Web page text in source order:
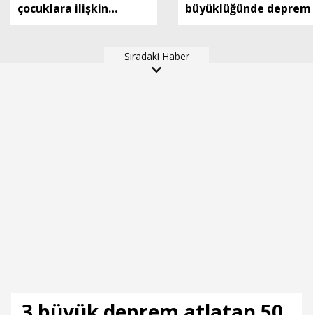
çocuklara ilişkin
kanun teklifi, TBMM
büyüklüğünde deprem
Sıradaki Haber